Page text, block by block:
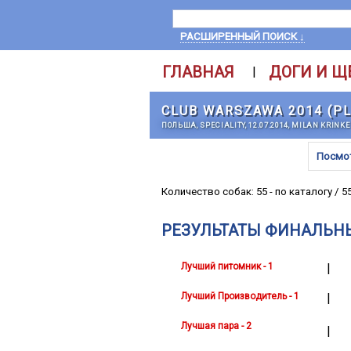
РАСШИРЕННЫЙ ПОИСК ↓
ГЛАВНАЯ | ДОГИ И
CLUB WARSZAWA 2014
ПОЛЬША, SPECIALITY, 12.07.2014, MILAN KRINKE
Количество собак: 55 - по каталогу /
РЕЗУЛЬТАТЫ
Лучший питомник - 1 |
Лучший Производитель - 1 |
Лучшая пара - 2 |